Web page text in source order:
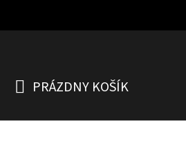
PRÁZDNY KOŠÍK